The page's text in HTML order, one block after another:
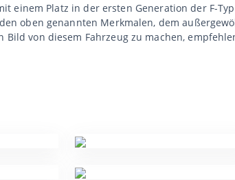
einem Platz in der ersten Generation der F-
oben genannten Merkmalen, dem
Bild von diesem Fahrzeug zu machen,